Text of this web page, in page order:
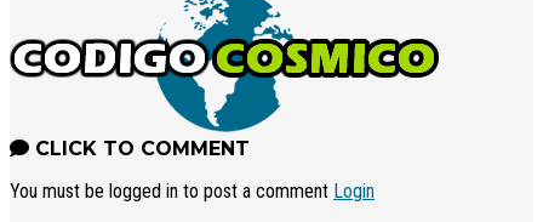
CLICK TO COMMENT
You must be logged in to post a comment Login